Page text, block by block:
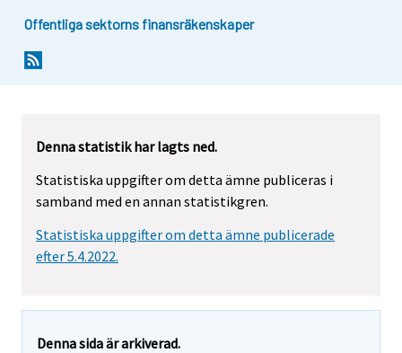
Offentliga sektorns finansräkenskaper
Denna statistik har lagts ned.
Statistiska uppgifter om detta ämne publiceras i
samband med en annan statistikgren.
Statistiska uppgifter om detta ämne publicerade
efter 5.4.2022.
Denna sida är arkiverad.